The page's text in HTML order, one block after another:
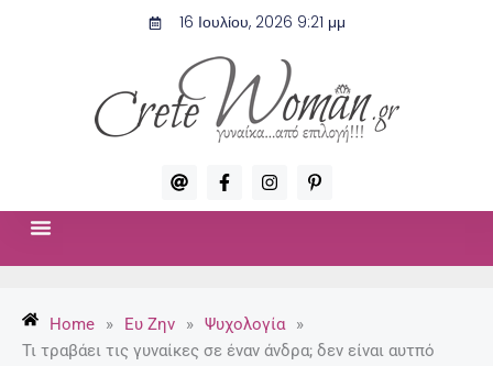
16 Ιουλίου, 2026 9:21 μμ
A
t
F
a
c
f
I
n
s
m
P
i
n
p
Home » Ευ Ζην » Ψυχολογία
»
Τι τραβάει τις γυναίκες σε έναν άνδρα; δεν είναι αυτπό